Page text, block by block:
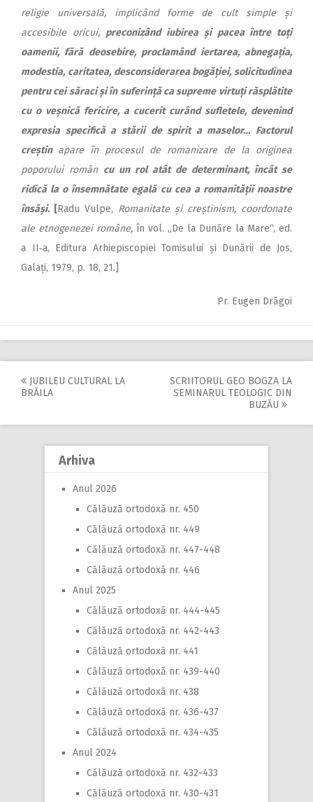
religie universală, implicând forme de cult simple și
accesibile oricui, preconizând iubirea și pacea între toți
oamenii, fără deosebire, proclamând iertarea, abnegația,
modestia, caritatea, desconsiderarea bogăției, solicitudinea
pentru cei săraci și în suferință ca supreme virtuți răsplătite
cu o veșnică fe­ricire, a cucerit curând sufletele, devenind
expresia specifică a stării de spirit a maselor… Factorul
creștin apare în procesul de romanizare de la originea
poporului român cu un rol atât de determinant, încât se
ridică la o însemnătate egală cu cea a romanității noastre
însăși. [Radu Vulpe, Romanitate și creștinism, coordonate
ale etnogenezei române, în vol. „De la Dunăre la Mare“, ed.
a II‑a, Editura Arhiepiscopiei Tomisului și Dunării de Jos,
Galați, 1979, p. 18, 21.]
Pr. Eugen Drăgoi
Post
navigation
JUBILEU CULTURAL LA
BRĂILA
SCRIITORUL GEO BOGZA LA
SEMINARUL TEOLOGIC DIN
BUZĂU
Arhiva
Anul 2026
Călăuză ortodoxă nr. 450
Călăuză ortodoxă nr. 449
Călăuză ortodoxă nr. 447-448
Călăuză ortodoxă nr. 446
Anul 2025
Călăuză ortodoxă nr. 444-445
Călăuză ortodoxă nr. 442-443
Călăuză ortodoxă nr. 441
Călăuză ortodoxă nr. 439-440
Călăuză ortodoxă nr. 438
Călăuză ortodoxă nr. 436-437
Călăuză ortodoxă nr. 434-435
Anul 2024
Călăuză ortodoxă nr. 432-433
Călăuză ortodoxă nr. 430-431